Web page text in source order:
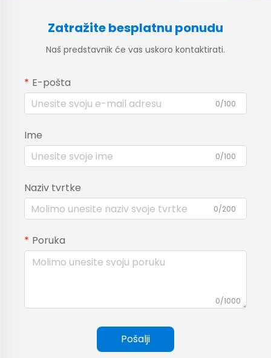
Zatražite besplatnu ponudu
Naš predstavnik će vas uskoro kontaktirati.
E-pošta
0/100
Ime
0/100
Naziv tvrtke
0/200
Poruka
0/1000
Pošalji